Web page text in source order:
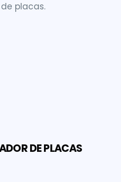
placas.
DE PLACAS